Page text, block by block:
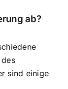
ab?
sind einige